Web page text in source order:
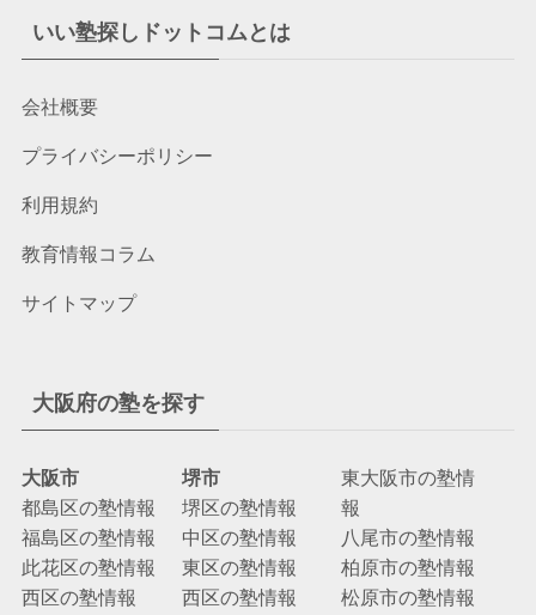
いい塾探しドットコムとは
会社概要
プライバシーポリシー
利用規約
教育情報コラム
サイトマップ
大阪府の塾を探す
大阪市
都島区の塾情報
福島区の塾情報
此花区の塾情報
西区の塾情報
堺市
堺区の塾情報
中区の塾情報
東区の塾情報
西区の塾情報
東大阪市の塾情
報
八尾市の塾情報
柏原市の塾情報
松原市の塾情報